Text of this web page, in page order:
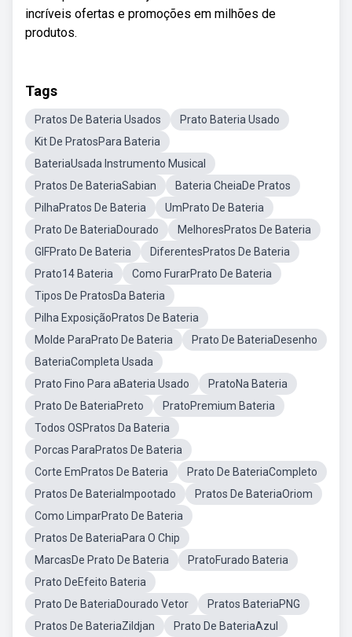
incríveis ofertas e promoções em milhões de
produtos.
Tags
Pratos De Bateria Usados
Prato Bateria Usado
Kit De PratosPara Bateria
BateriaUsada Instrumento Musical
Pratos De BateriaSabian
Bateria CheiaDe Pratos
PilhaPratos De Bateria
UmPrato De Bateria
Prato De BateriaDourado
MelhoresPratos De Bateria
GIFPrato De Bateria
DiferentesPratos De Bateria
Prato14 Bateria
Como FurarPrato De Bateria
Tipos De PratosDa Bateria
Pilha ExposiçãoPratos De Bateria
Molde ParaPrato De Bateria
Prato De BateriaDesenho
BateriaCompleta Usada
Prato Fino Para aBateria Usado
PratoNa Bateria
Prato De BateriaPreto
PratoPremium Bateria
Todos OSPratos Da Bateria
Porcas ParaPratos De Bateria
Corte EmPratos De Bateria
Prato De BateriaCompleto
Pratos De BateriaImpootado
Pratos De BateriaOriom
Como LimparPrato De Bateria
Pratos De BateriaPara O Chip
MarcasDe Prato De Bateria
PratoFurado Bateria
Prato DeEfeito Bateria
Prato De BateriaDourado Vetor
Pratos BateriaPNG
Pratos De BateriaZildjan
Prato De BateriaAzul